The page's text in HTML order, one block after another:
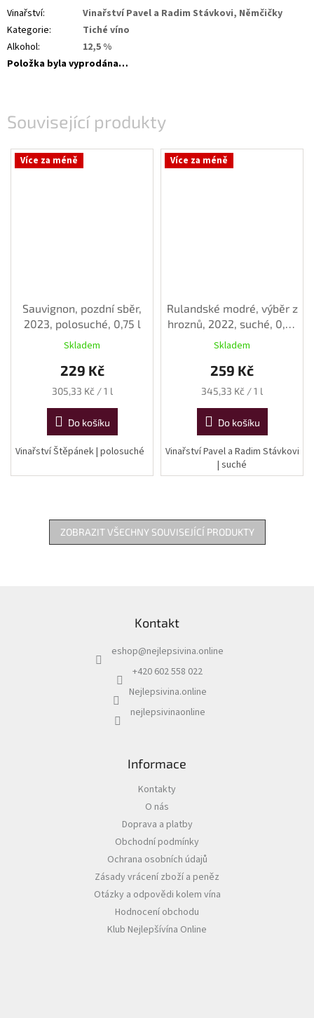
Související produkty
Více za méně
Sauvignon, pozdní sběr,
2023, polosuché, 0,75 l
Skladem
229 Kč
Měrná
305,33 Kč / 1 l
Do košíku
Vinařství Štěpánek | polosuché
Více za méně
Rulandské modré, výběr z
hroznů, 2022, suché, 0,75
Skladem
259 Kč
Měrná
345,33 Kč / 1 l
Do košíku
Vinařství Pavel a Radim Stávkovi
| suché
ZOBRAZIT VŠECHNY SOUVISEJÍCÍ PRODUKTY
Vinařství:
Vinařství Pavel a Radim Stávkovi, Němčičky
Kategorie:
Tiché víno
Alkohol:
12,5 %
Položka byla vyprodána…
Kontakt
eshop@nejlepsivina.online
+420 602 558 022
Nejlepsivina.online
nejlepsivinaonline
Informace
Kontakty
O nás
Doprava a platby
Obchodní podmínky
Ochrana osobních údajů
Zásady vrácení zboží a peněz
Otázky a odpovědi kolem vína
Hodnocení obchodu
Klub Nejlepšívína Online